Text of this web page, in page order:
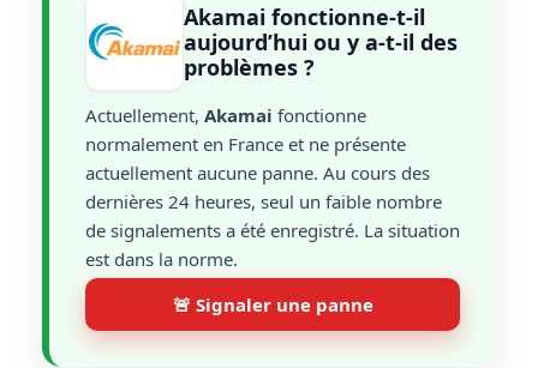
Akamai fonctionne-t-il
aujourd’hui ou y a-t-il des
problèmes ?
Actuellement, Akamai fonctionne
normalement en France et ne présente
actuellement aucune panne. Au cours des
dernières 24 heures, seul un faible nombre
de signalements a été enregistré. La situation
est dans la norme.
🚨 Signaler une panne